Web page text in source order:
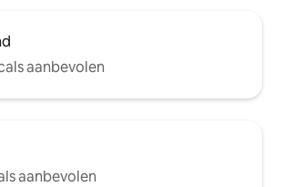
aanbevolen
aanbevolen